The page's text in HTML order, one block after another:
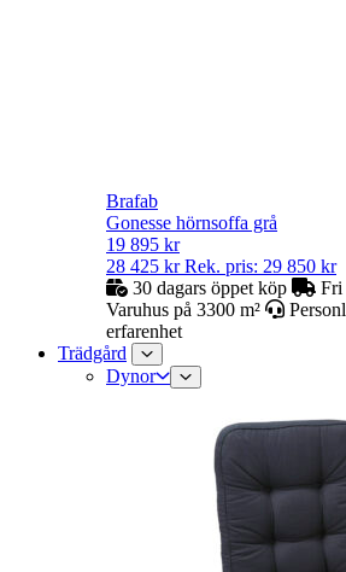
Brafab
Gonesse hörnsoffa grå
19 895 kr
28 425 kr Rek. pris: 29 850 kr
30 dagars öppet köp
Fri
Varuhus på 3300 m²
erfarenhet
Trädgård
Dynor